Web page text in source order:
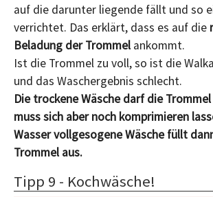
auf die darunter liegende fällt und so
verrichtet. Das erklärt, dass es auf die
Beladung der Trommel ankommt.
Ist die Trommel zu voll, so ist die
und das Waschergebnis schlecht.
Die trockene Wäsche darf die
muss sich aber noch komprimieren
Wasser vollgesogene Wäsche füllt
Trommel aus.
Tipp 9 - Kochwäsche!